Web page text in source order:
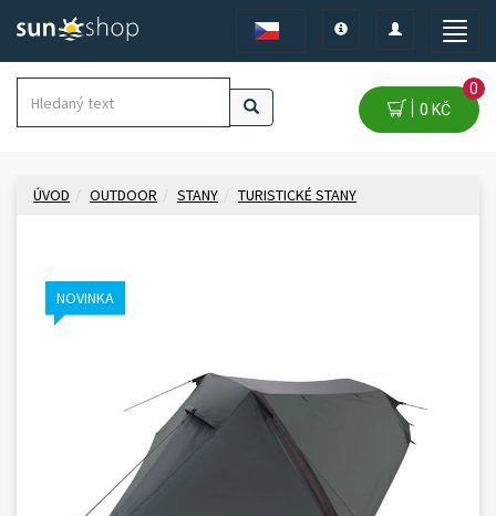
Toggle
Toggle
navigation
Toggle
0 KČ
0
ÚVOD OUTDOOR STANY TURISTICKÉ STANY
NOVINKA